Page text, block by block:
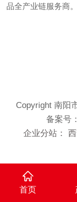
品全产业链服务商。
Copyright 南阳
备案号
企业分站：
首页